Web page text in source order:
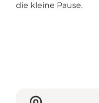
die kleine Pause.